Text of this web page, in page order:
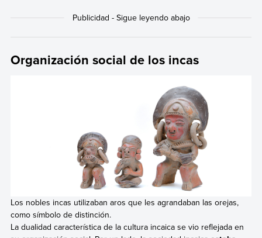
Organización social de los incas
Los nobles incas utilizaban aros que les agrandaban las orejas,
como símbolo de distinción.
La dualidad característica de la cultura incaica se vio reflejada en